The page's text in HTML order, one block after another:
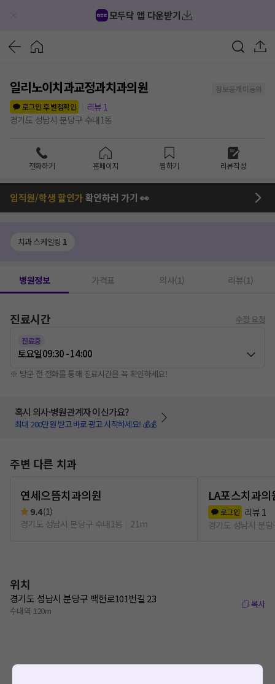
모두닥 앱 다운받기
일리노이치과교정과치과의원
정보공개 미동의
로그인 후 별점확인
리뷰 1
경기도 성남시 분당구 수내1동
전화하기 홈페이지 찜하기 리뷰작성
임직원/학생 할인가확인하러 가기 👀
치과 스케일링 1
병원정보 가격표 의사(1) 리뷰(1)
진료시간 수정 요청
진료중
토요일09:30 - 14:00
※ 방문 전 전화를 통해 진료시간을 꼭 확인하세요!
혹시 의사·병원관계자 이신가요?
최대 200만원 받고 바로 광고 시작하세요! 💰💰
주변 다른 치과
연세으뜸치과의원
9.4(1)
경기도 성남시 분당구 수내1동
21m
LA포스치과의
로그인 리뷰 1
경기도 성남시 분
위치
경기도 성남시 분당구 백현로101번길 23
수내역 120m
복사